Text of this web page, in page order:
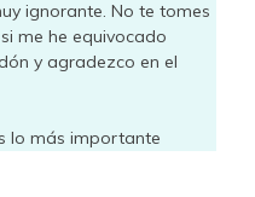
ignorante. No te tomes
me he equivocado
y agradezco en el
lo más importante